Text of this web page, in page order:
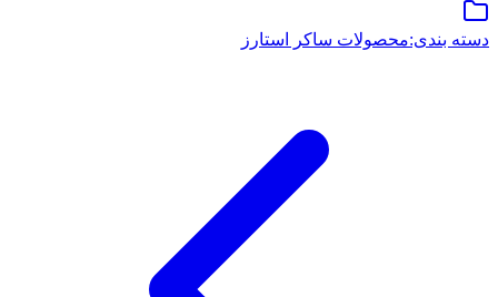
دسته بندی:محصولات ساکر استارز